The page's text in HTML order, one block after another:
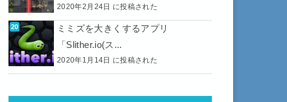
2020年2月24日 に投稿された
ミミズを大きくするアプリ
「Slither.io(ス...
2020年1月14日 に投稿された